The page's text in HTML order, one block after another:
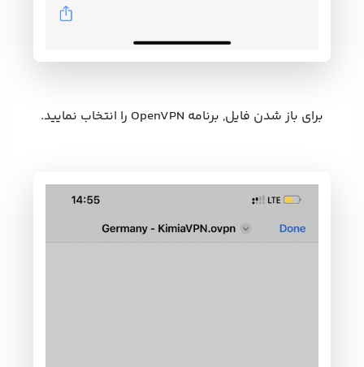
برای باز شدن فایل, برنامه OpenVPN را انتخاب نمایید.